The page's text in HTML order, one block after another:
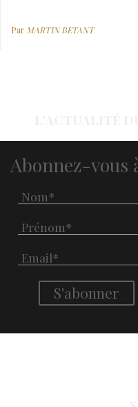
Par MARTIN BETANT
Abonnez-vous